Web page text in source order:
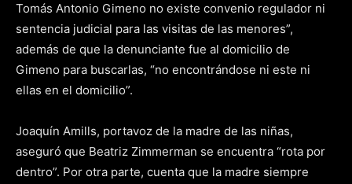
Tomás Antonio Gimeno no existe convenio regulador ni
sentencia judicial para las visitas de las menores”,
además de que la denunciante fue al domicilio de
Gimeno para buscarlas, “no encontrándose ni este ni
ellas en el domicilio”.
Joaquín Amills, portavoz de la madre de las niñas,
aseguró que Beatriz Zimmerman se encuentra “rota por
dentro”. Por otra parte, cuenta que la madre siempre